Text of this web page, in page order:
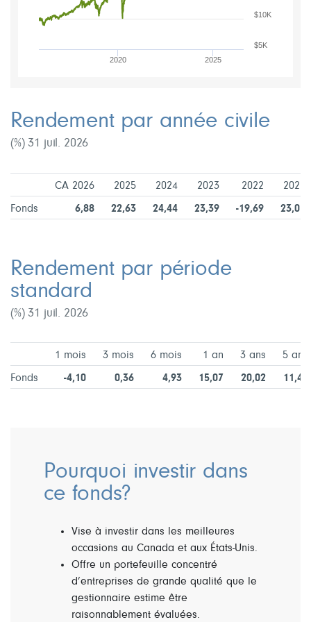
2020 2025
$5K
$10K
Rendement par année civile
(%) 31 juil. 2026
CA 2026 2025 2024 2023 2022 2021
Fonds 6,88 22,63 24,44 23,39 -19,69 23,07
Rendement par période
standard
(%) 31 juil. 2026
1 mois 3 mois 6 mois 1 an 3 ans 5 ans
Fonds -4,10 0,36 4,93 15,07 20,02 11,45
Pourquoi investir dans
ce fonds?
Vise à investir dans les meilleures
occasions au Canada et aux États-Unis.
Offre un portefeuille concentré
d’entreprises de grande qualité que le
gestionnaire estime être
raisonnablement évaluées.